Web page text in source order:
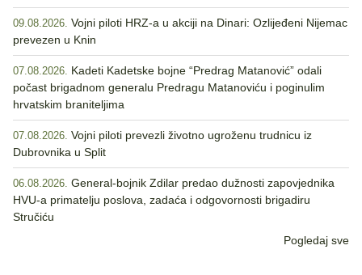
09.08.2026. Vojni piloti HRZ-a u akciji na Dinari: Ozlijeđeni Nijemac
prevezen u Knin
07.08.2026. Kadeti Kadetske bojne “Predrag Matanović” odali
počast brigadnom generalu Predragu Matanoviću i poginulim
hrvatskim braniteljima
07.08.2026. Vojni piloti prevezli životno ugroženu trudnicu iz
Dubrovnika u Split
06.08.2026. General-bojnik Zdilar predao dužnosti zapovjednika
HVU-a primatelju poslova, zadaća i odgovornosti brigadiru
Stručiću
Pogledaj sve